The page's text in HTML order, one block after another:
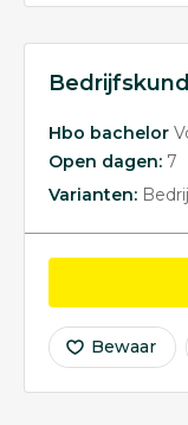
Hbo bachelor
Open dagen: 7
Varianten:
Bewaar